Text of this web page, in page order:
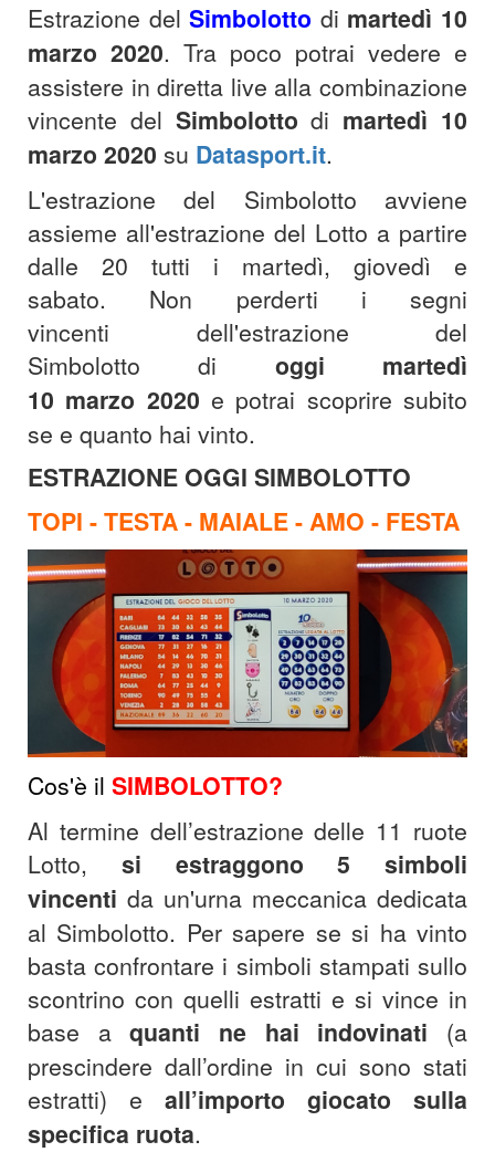
Estrazione delSimbolotto di martedì 10
marzo 2020. Tra poco potrai vedere e
assistere in diretta live alla combinazione
vincente del Simbolotto di martedì 10
marzo 2020 su Datasport.it.
L'estrazione del Simbolotto avviene
assieme all'estrazione del Lotto a partire
dalle 20 tutti i martedì, giovedì e
sabato. Non perderti i segni
vincenti dell'estrazione del
Simbolotto di oggi martedì
10 marzo 2020 e potrai scoprire subito
se e quanto hai vinto.
ESTRAZIONE OGGI SIMBOLOTTO
TOPI - TESTA - MAIALE - AMO - FESTA
Cos'è il SIMBOLOTTO?
Al termine dell’estrazione delle 11 ruote
Lotto, si estraggono 5 simboli
vincenti da un'urna meccanica dedicata
al Simbolotto. Per sapere se si ha vinto
basta confrontare i simboli stampati sullo
scontrino con quelli estratti e si vince in
base aquanti ne hai indovinati (a
prescindere dall’ordine in cui sono stati
estratti) e all’importo giocato sulla
specifica ruota.